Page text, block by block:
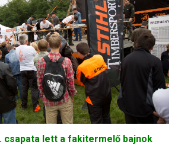
csapata lett a fakitermelő bajnok